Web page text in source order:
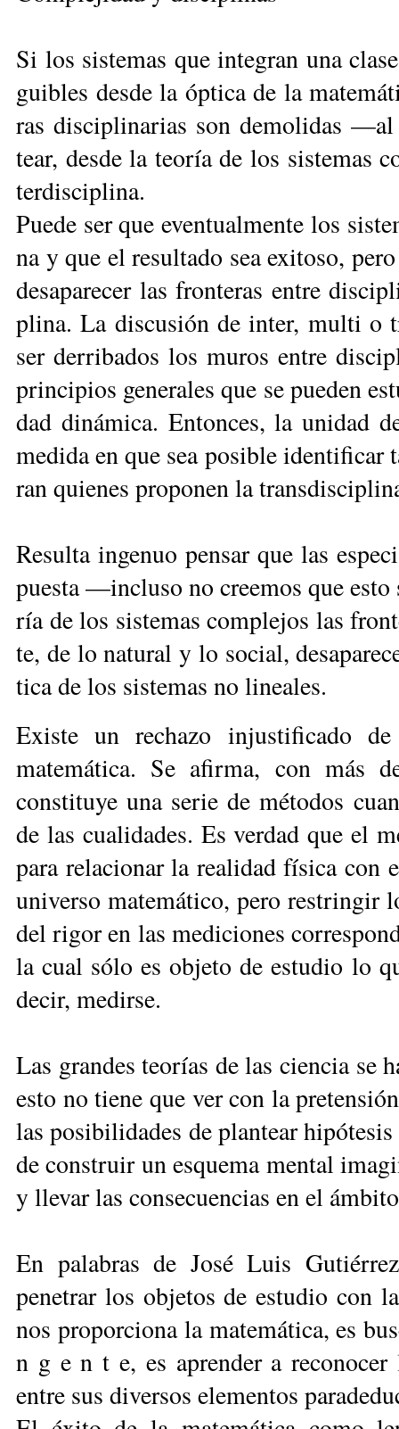
Si los sis­te­mas que in­te­gran una
gui­bles des­de la óp­ti­ca de la
ras dis­ci­pli­na­rias son de­mo­li­das
tear, des­de la teo­ría de los sis­te­mas
ter­dis­ci­pli­na.
Pue­de ser que even­tual­men­te los
na y que el re­sul­ta­do sea exi­to­so,
de­sa­pa­re­cer las fron­te­ras en­tre
pli­na. La dis­cu­sión de in­ter, mul­ti o
ser de­rri­ba­dos los mu­ros en­tre
prin­ci­pios ge­ne­ra­les que se pue­den
dad di­ná­mi­ca. En­ton­ces, la uni­dad
me­di­da en que sea po­si­ble iden­ti­fi­car
ran quie­nes pro­po­nen la
Re­sul­ta in­ge­nuo pen­sar que las
pues­ta —in­clu­so no cree­mos que
ría de los sis­te­mas com­ple­jos las
te, de lo na­tu­ral y lo so­cial,
ti­ca de los sis­te­mas no li­nea­les.
Existe un rechazo injustificado
matemática. Se afirma, con más
constituye una serie de métodos
de las cualidades. Es verdad que el
para relacionar la realidad física con
universo matemático, pero restringir
del rigor en las mediciones
la cual sólo es objeto de estudio lo q
decir, medirse.
Las grandes teorías de las ciencia se
esto no tiene que ver con la
las posibilidades de plantear
de construir un esquema mental
y llevar las consecuencias en el
En palabras de José Luis
penetrar los objetos de estudio con
nos proporciona la matemática, es
n g e n t e, es aprender a
entre sus diversos elementos para